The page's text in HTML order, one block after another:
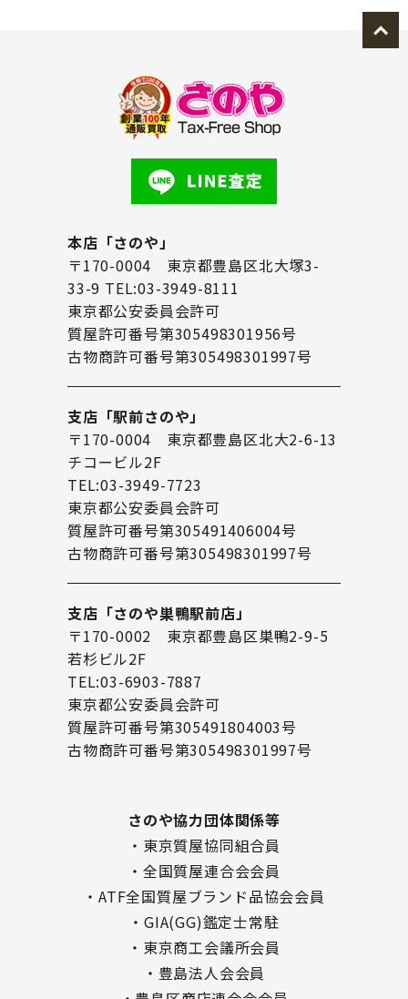
本店「さのや」
〒170-0004 東京都豊島区北大塚3-
33-9 TEL:03-3949-8111
東京都公安委員会許可
質屋許可番号第305498301956号
古物商許可番号第305498301997号
支店「駅前さのや」
〒170-0004 東京都豊島区北大2-6-13
チコービル2F
TEL:03-3949-7723
東京都公安委員会許可
質屋許可番号第305491406004号
古物商許可番号第305498301997号
支店「さのや巣鴨駅前店」
〒170-0002 東京都豊島区巣鴨2-9-5
若杉ビル2F
TEL:03-6903-7887
東京都公安委員会許可
質屋許可番号第305491804003号
古物商許可番号第305498301997号
さのや協力団体関係等
・東京質屋協同組合員
・全国質屋連合会会員
・ATF全国質屋ブランド品協会会員
・GIA(GG)鑑定士常駐
・東京商工会議所会員
・豊島法人会会員